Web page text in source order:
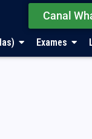
Canal
Exames